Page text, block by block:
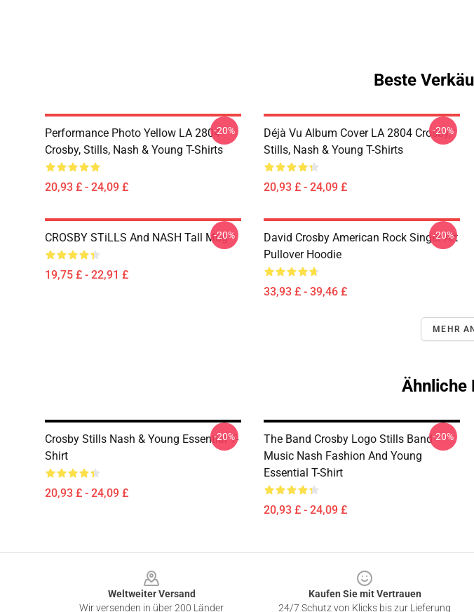
Beste
Performance Photo Yellow LA 2804
Crosby, Stills, Nash & Young T-Shirts
20,93 £ - 24,09 £
-20%
Déjà Vu Album Cover LA 2804 Crosby,
Stills, Nash & Young T-Shirts
20,93 £ - 24,09 £
-20%
CROSBY STiLLS And NASH Tall Mug
19,75 £ - 22,91 £
-20%
David Crosby American Rock Singer Art
Pullover Hoodie
33,93 £ - 39,46 £
-20%
MEHR
Ähnliche
Crosby Stills Nash & Young Essential T-
Shirt
20,93 £ - 24,09 £
-20%
The Band Crosby Logo Stills Band
Music Nash Fashion And Young
Essential T-Shirt
20,93 £ - 24,09 £
-20%
Weltweiter Versand
Wir versenden in über 200 Länder
Kaufen Sie mit Vertrauen
24/7 Schutz von Klicks bis zur Lieferung